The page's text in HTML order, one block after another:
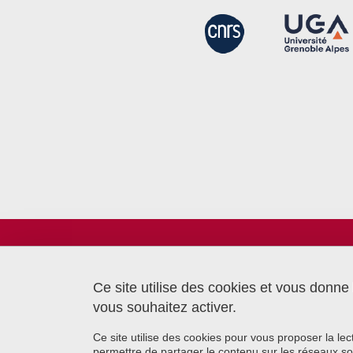
6 chemin Saint Ferjus
38700 La Tronche
Ce site utilise des cookies et vous
vous souhaitez activer.
Ce site utilise des cookies pour vous proposer la